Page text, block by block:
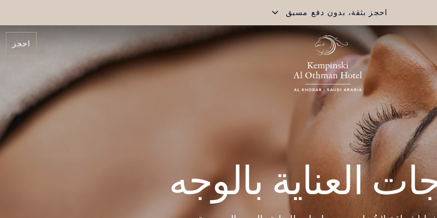
احجز بثقة، بدون دفع مسبق
احجز
العناية بالوجه